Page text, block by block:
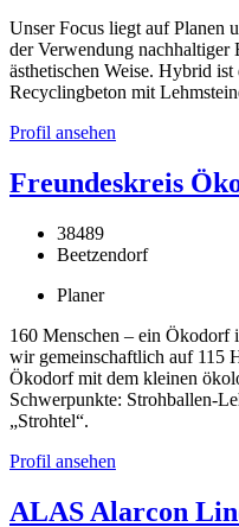
Unser Focus liegt auf Planen
der Verwendung nachhaltiger
ästhetischen Weise. Hybrid
Recyclingbeton mit
Profil ansehen
Freundeskreis
38489
Beetzendorf
Planer
160 Menschen – ein Ökodorf
wir gemeinschaftlich auf 115
Ökodorf mit dem kleinen
Schwerpunkte: Strohballen-
„Strohtel“.
Profil ansehen
ALAS Alarcon